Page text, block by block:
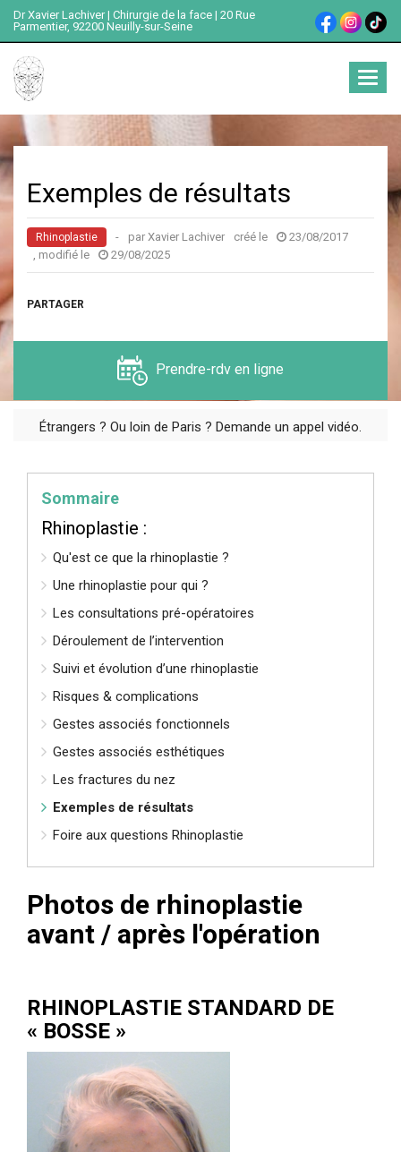
Dr Xavier Lachiver | Chirurgie de la face | 20 Rue
Parmentier, 92200 Neuilly-sur-Seine
Ouvrir
menu
Exemples de résultats
Rhinoplastie - par Xavier Lachiver créé le
23/08/2017
, modifié le
29/08/2025
PARTAGER
Prendre-rdv en ligne
Étrangers ? Ou loin de Paris ? Demande un appel vidéo.
Sommaire
Rhinoplastie :
Qu'est ce que la rhinoplastie ?
Une rhinoplastie pour qui ?
Les consultations pré-opératoires
Déroulement de l’intervention
Suivi et évolution d’une rhinoplastie
Risques & complications
Gestes associés fonctionnels
Gestes associés esthétiques
Les fractures du nez
Exemples de résultats
Foire aux questions Rhinoplastie
Photos de rhinoplastie
avant / après l'opération
RHINOPLASTIE STANDARD DE
« BOSSE »